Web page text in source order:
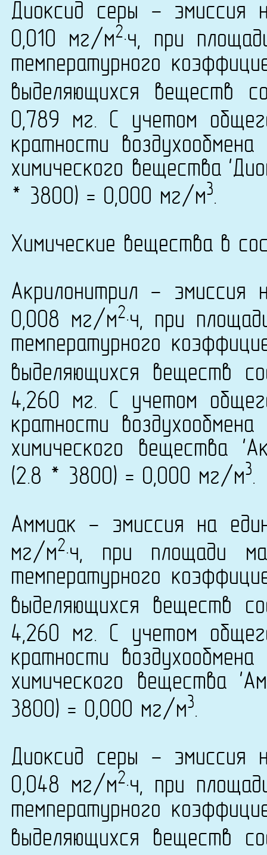
Диоксид серы - эмиссия
0,010 мг/м2·ч, при
температурного
выделяющихся
0,789 мг. С учетом
кратности
химического вещества
* 3800) = 0,000 мг/м3.
Химические вещества в
Акрилонитрил - эмиссия
0,008 мг/м2·ч, при
температурного
выделяющихся веществ
4,260 мг. С учетом
кратности
химического вещества
(2.8 * 3800) = 0,000 мг/м3.
Аммиак - эмиссия на
мг/м2·ч, при площади
температурного
выделяющихся веществ
4,260 мг. С учетом
кратности
химического вещества
3800) = 0,000 мг/м3.
Диоксид серы - эмиссия
0,048 мг/м2·ч, при
температурного
выделяющихся веществ